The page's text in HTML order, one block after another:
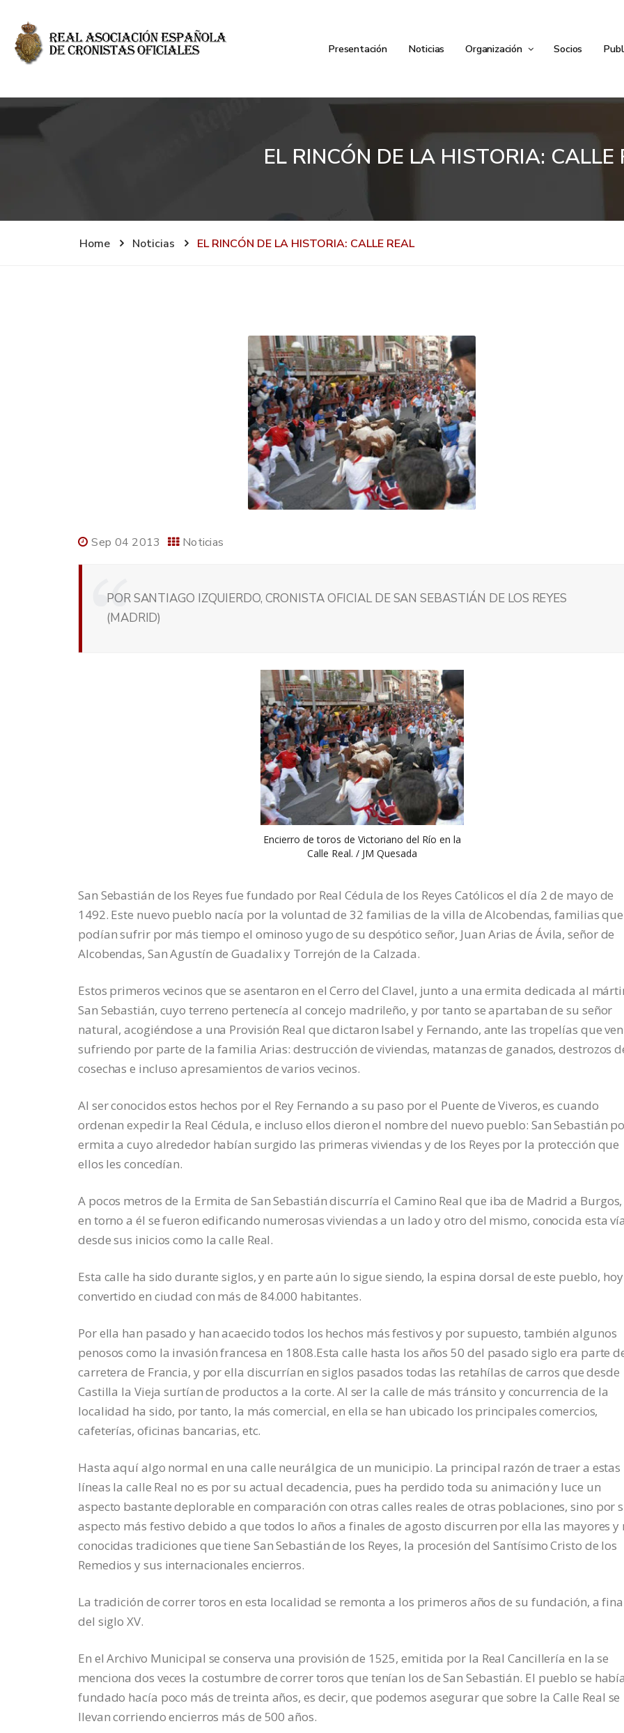
Presentación Noticias Organización Socios
EL RINCÓN DE LA HISTORIA: CALLE
Home Noticias EL RINCÓN DE LA HISTORIA: CALLE REAL
Sep 04 2013 Noticias
POR SANTIAGO IZQUIERDO, CRONISTA OFICIAL DE SAN SEBASTIÁN DE LOS REYES
(MADRID)
Encierro de toros de Victoriano del Río en la
Calle Real. / JM Quesada
San Sebastián de los Reyes fue fundado por Real Cédula de los Reyes Católicos el día 2 de mayo de
1492. Este nuevo pueblo nacía por la voluntad de 32 familias de la villa de Alcobendas, familias
podían sufrir por más tiempo el ominoso yugo de su despótico señor, Juan Arias de Ávila, señor de
Alcobendas, San Agustín de Guadalix y Torrejón de la Calzada.
Estos primeros vecinos que se asentaron en el Cerro del Clavel, junto a una ermita dedicada al
San Sebastián, cuyo terreno pertenecía al concejo madrileño, y por tanto se apartaban de su señor
natural, acogiéndose a una Provisión Real que dictaron Isabel y Fernando, ante las tropelías que
sufriendo por parte de la familia Arias: destrucción de viviendas, matanzas de ganados, destrozos
cosechas e incluso apresamientos de varios vecinos.
Al ser conocidos estos hechos por el Rey Fernando a su paso por el Puente de Viveros, es cuando
ordenan expedir la Real Cédula, e incluso ellos dieron el nombre del nuevo pueblo: San Sebastián
ermita a cuyo alrededor habían surgido las primeras viviendas y de los Reyes por la protección que
ellos les concedían.
A pocos metros de la Ermita de San Sebastián discurría el Camino Real que iba de Madrid a Burgos,
en torno a él se fueron edificando numerosas viviendas a un lado y otro del mismo, conocida esta vía
desde sus inicios como la calle Real.
Esta calle ha sido durante siglos, y en parte aún lo sigue siendo, la espina dorsal de este pueblo, hoy
convertido en ciudad con más de 84.000 habitantes.
Por ella han pasado y han acaecido todos los hechos más festivos y por supuesto, también algunos
penosos como la invasión francesa en 1808.Esta calle hasta los años 50 del pasado siglo era parte
carretera de Francia, y por ella discurrían en siglos pasados todas las retahílas de carros que desde
Castilla la Vieja surtían de productos a la corte. Al ser la calle de más tránsito y concurrencia de la
localidad ha sido, por tanto, la más comercial, en ella se han ubicado los principales comercios,
cafeterías, oficinas bancarias, etc.
Hasta aquí algo normal en una calle neurálgica de un municipio. La principal razón de traer a estas
líneas la calle Real no es por su actual decadencia, pues ha perdido toda su animación y luce un
aspecto bastante deplorable en comparación con otras calles reales de otras poblaciones, sino por
aspecto más festivo debido a que todos lo años a finales de agosto discurren por ella las mayores y
conocidas tradiciones que tiene San Sebastián de los Reyes, la procesión del Santísimo Cristo de los
Remedios y sus internacionales encierros.
La tradición de correr toros en esta localidad se remonta a los primeros años de su fundación, a
del siglo XV.
En el Archivo Municipal se conserva una provisión de 1525, emitida por la Real Cancillería en la se
menciona dos veces la costumbre de correr toros que tenían los de San Sebastián. El pueblo se había
fundado hacía poco más de treinta años, es decir, que podemos asegurar que sobre la Calle Real se
llevan corriendo encierros más de 500 años.